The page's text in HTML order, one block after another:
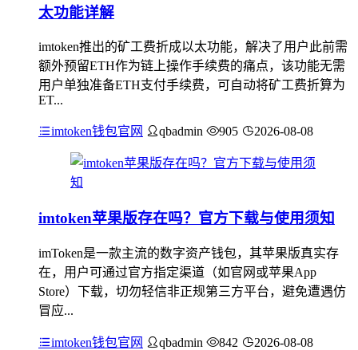
太功能详解
imtoken推出的矿工费折成以太功能，解决了用户此前需
额外预留ETH作为链上操作手续费的痛点，该功能无需
用户单独准备ETH支付手续费，可自动将矿工费折算为
ET...
imtoken钱包官网 qbadmin 905 2026-08-08
imtoken苹果版存在吗？官方下载与使用须知
imToken是一款主流的数字资产钱包，其苹果版真实存
在，用户可通过官方指定渠道（如官网或苹果App
Store）下载，切勿轻信非正规第三方平台，避免遭遇仿
冒应...
imtoken钱包官网 qbadmin 842 2026-08-08